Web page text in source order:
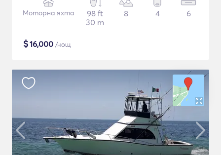
Моторна яхта
98 ft
30 m
8 4 6
$16,000 /нощ